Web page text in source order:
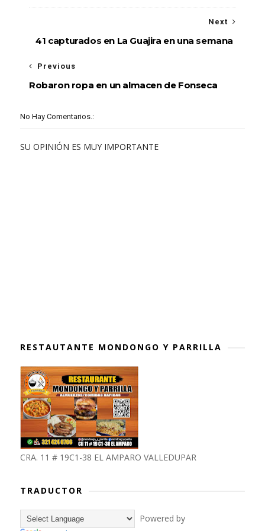
Next
41 capturados en La Guajira en una semana
Previous
Robaron ropa en un almacen de Fonseca
No Hay Comentarios.:
SU OPINIÓN ES MUY IMPORTANTE
RESTAUTANTE MONDONGO Y PARRILLA
CRA. 11 # 19C1-38 EL AMPARO VALLEDUPAR
TRADUCTOR
Powered by